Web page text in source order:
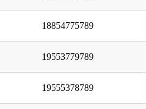
18854775789
19553779789
19555378789